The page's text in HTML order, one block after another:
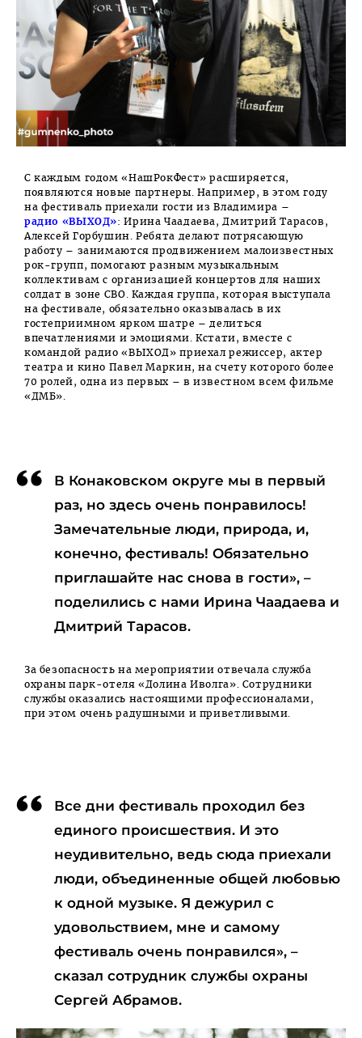
С каждым годом «НашРокФест» расширяется,
появляются новые партнеры. Например, в этом году
на фестиваль приехали гости из Владимира –
радио «ВЫХОД»: Ирина Чаадаева, Дмитрий Тарасов,
Алексей Горбушин. Ребята делают потрясающую
работу – занимаются продвижением малоизвестных
рок-групп, помогают разным музыкальным
коллективам с организацией концертов для наших
солдат в зоне СВО. Каждая группа, которая выступала
на фестивале, обязательно оказывалась в их
гостеприимном ярком шатре – делиться
впечатлениями и эмоциями. Кстати, вместе с
командой радио «ВЫХОД» приехал режиссер, актер
театра и кино Павел Маркин, на счету которого более
70 ролей, одна из первых – в известном всем фильме
«ДМБ».
В Конаковском округе мы в первый
раз, но здесь очень понравилось!
Замечательные люди, природа, и,
конечно, фестиваль! Обязательно
приглашайте нас снова в гости», –
поделились с нами Ирина Чаадаева и
Дмитрий Тарасов.
За безопасность на мероприятии отвечала служба
охраны парк-отеля «Долина Иволга». Сотрудники
службы оказались настоящими профессионалами,
при этом очень радушными и приветливыми.
Все дни фестиваль проходил без
единого происшествия. И это
неудивительно, ведь сюда приехали
люди, объединенные общей любовью
к одной музыке. Я дежурил с
удовольствием, мне и самому
фестиваль очень понравился», –
сказал сотрудник службы охраны
Сергей Абрамов.